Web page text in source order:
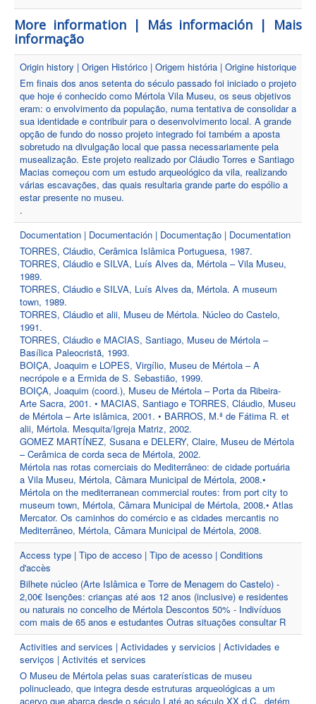
More information | Más información | Mais
informação
Origin history | Origen Histórico | Origem história | Origine historique
Em finais dos anos setenta do século passado foi iniciado o projeto
que hoje é conhecido como Mértola Vila Museu, os seus objetivos
eram: o envolvimento da população, numa tentativa de consolidar a
sua identidade e contribuir para o desenvolvimento local. A grande
opção de fundo do nosso projeto integrado foi também a aposta
sobretudo na divulgação local que passa necessariamente pela
musealização. Este projeto realizado por Cláudio Torres e Santiago
Macias começou com um estudo arqueológico da vila, realizando
várias escavações, das quais resultaria grande parte do espólio a
estar presente no museu.
.
Documentation | Documentación | Documentação | Documentation
TORRES, Cláudio, Cerâmica Islâmica Portuguesa, 1987.
TORRES, Cláudio e SILVA, Luís Alves da, Mértola – Vila Museu,
1989.
TORRES, Cláudio e SILVA, Luís Alves da, Mértola. A museum
town, 1989.
TORRES, Cláudio et alii, Museu de Mértola. Núcleo do Castelo,
1991.
TORRES, Cláudio e MACIAS, Santiago, Museu de Mértola –
Basílica Paleocristã, 1993.
BOIÇA, Joaquim e LOPES, Virgílio, Museu de Mértola – A
necrópole e a Ermida de S. Sebastião, 1999.
BOIÇA, Joaquim (coord.), Museu de Mértola – Porta da Ribeira-
Arte Sacra, 2001. • MACIAS, Santiago e TORRES, Cláudio, Museu
de Mértola – Arte islâmica, 2001. • BARROS, M.ª de Fátima R. et
alii, Mértola. Mesquita/Igreja Matriz, 2002.
GOMEZ MARTÍNEZ, Susana e DELERY, Claire, Museu de Mértola
– Cerâmica de corda seca de Mértola, 2002.
Mértola nas rotas comerciais do Mediterrâneo: de cidade portuária
a Vila Museu, Mértola, Câmara Municipal de Mértola, 2008.•
Mértola on the mediterranean commercial routes: from port city to
museum town, Mértola, Câmara Municipal de Mértola, 2008.• Atlas
Mercator. Os caminhos do comércio e as cidades mercantis no
Mediterrâneo, Mértola, Câmara Municipal de Mértola, 2008.
Access type | Tipo de acceso | Tipo de acesso | Conditions
d'accès
Bilhete núcleo (Arte Islâmica e Torre de Menagem do Castelo) -
2,00€ Isenções: crianças até aos 12 anos (inclusive) e residentes
ou naturais no concelho de Mértola Descontos 50% - Indivíduos
com mais de 65 anos e estudantes Outras situações consultar R
Activities and services | Actividades y servicios | Actividades e
serviços | Activités et services
O Museu de Mértola pelas suas caraterísticas de museu
polinucleado, que integra desde estruturas arqueológicas a um
acervo que abarca desde o século I até ao século XX d.C., detém